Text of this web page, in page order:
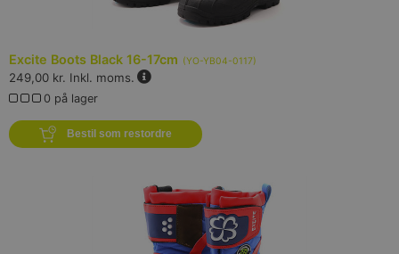
Excite Boots Black 16-17cm (YO-YB04-0117)
249,00 kr. Inkl. moms.
0 på lager
Bestil som restordre